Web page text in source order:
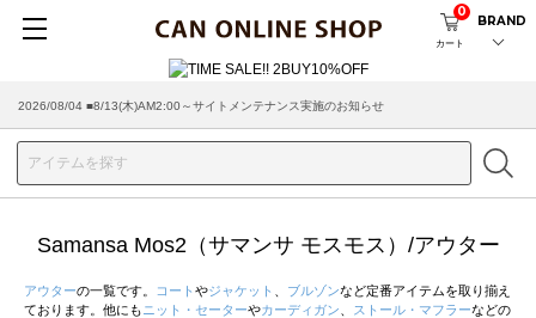
カート
0
BRAND
2026/08/04 ■8/13(木)AM2:00～サイトメンテナンス実施のお知らせ
2026/07/29 ■【お知らせ】ヤマト運輸の配送遅延・停止について
Samansa Mos2（サマンサ モスモス）/アウター
アウターの一覧です。 コート やジャケット ブルゾンなど定番アイテムを取り揃え
ております。他にも ニット・セーターやカーディガン ストール・マフラーなどの